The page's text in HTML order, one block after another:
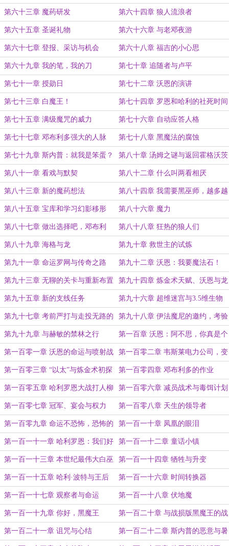
第六十三章 魔药研发 第六十四章 狼人流浪者
第六十五章 圣诞礼物 第六十六章 与老邓夜游
第六十七章 登报、采访与机会 第六十八章 福吉的小心思
第六十九章 我的笔，我的刀 第七十章 追随者与卢平
第七十一章 授勋日 第七十二章 沃恩的演讲
第七十三章 白魔王！ 第七十四章 罗恩和哈利的社死时间
第七十五章 满级魔咒的威力 第七十六章 自动应答人格
第七十七章 邓布利多强大的人脉 第七十八章 黑魔法的腐蚀
第七十九章 斯内普：就我是笨蛋？ 第八十章 汤姆之谜与返回霍格沃茨
第八十一章 看戏与默契 第八十二章 什么叫两看相厌
第八十三章 新的魔药想法 第八十四章 我需要黑巫师，越多越
好
第八十五章 宝库和学习幻影移形 第八十六章 魔力
第八十七章 做出选择吧，邓布利
多！
第八十八章 狂热的狼人们
第八十九章 海格与龙 第九十章 救世主的试炼
第九十一章 命运罗网与传奇之路 第九十二章 沃恩：我要魔法石！
第九十三章 无聊的关卡与重新布置 第九十四章 炼金术天赋、沃恩与龙
第九十五章 新的支线任务 第九十六章 超维迷宫与3.5维生物
第九十七章 考前严打与走投无路的
双胞胎
第九十八章 伊法魔尼的邀约，考验
和培养
第九十九章 与赫敏的禁林之行 第一百章 沃恩：阿不思，你真是个
魔鬼！
第一百零一章 沃恩的命运与喷射战
士罗恩
第一百零二章 韦斯莱电力公司，变
革自此开始
第一百零三章 “以太”与炼金术初探 第一百零四章 邓布利多的作业
第一百零五章 哈利罗恩大战打人柳 第一百零六章 减员战术与毒饵计划
第一百零七章 冠军、宴会与权力 第一百零八章 天生的领导者
第一百零九章 命运不恐怖，恐怖的
是未知
第一百一十章 凤凰的眼泪
第一百一十一章 哈利罗恩：我们好
像没什么用？
第一百一十二章 童话小镇
第一百一十三章 本世纪最伟大白巫
师的含金量
第一百一十四章 牺牲与升变
第一百一十五章 哈利·波特与王后 第一百一十六章 时间转换器
第一百一十七章 观察者与命运 第一百一十八章 伏地魔
第一百一十九章 你好，黑魔王 第一百二十章 与战损版黑魔王的战
斗
第一百二十一章 诅咒与心结 第一百二十二章 斯内普的恶意与暑